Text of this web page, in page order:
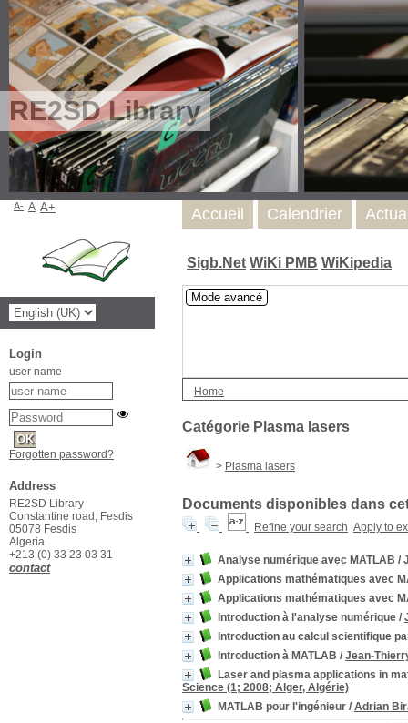
RE2SD Library
Sigb.Net WiKi PMB WiKipedia
Mode avancé
Home
Catégorie Plasma lasers
> Plasma lasers
Documents disponibles dans
Refine your search Apply to
Analyse numérique avec MATLAB /
Applications mathématiques avec
Applications mathématiques avec
Introduction à l'analyse numérique /
Introduction au calcul scientifique
Introduction à MATLAB / Jean-
Laser and plasma applications in
Science (1; 2008; Alger, Algérie)
MATLAB pour l'ingénieur / Adrian
Accueil Calendrier
A- A A+
Login
user name
Forgotten password?
Address
RE2SD Library
Constantine road, Fesdis
05078 Fesdis
Algeria
+213 (0) 33 23 03 31
contact